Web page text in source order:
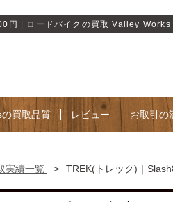
円 | ロードバイクの買取 Valley Works
買取品質 レビュー お取引の
実績一覧 > TREK(トレック)｜